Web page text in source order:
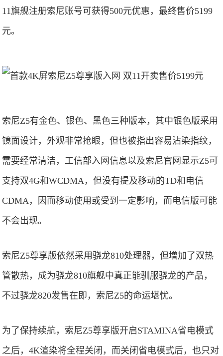
11旗舰注册索尼账号可获得500元优惠，最终售价5199
元。
索尼Z5有金色、银色、黑色三种版本，其中银色版采用
镜面设计，外观非常抢眼，但也被指出容易沾染指纹，
需要经常清洁，工信部入网信息以及索尼官网显示Z5可
支持双4G和WCDMA，但没有提及移动的TD和电信
CDMA，因而移动使用或受到一定影响，而电信版可能
不会出现。
索尼Z5尊享版依然采用骁龙810处理器，但增加了双热
管散热，成为骁龙810旗舰中真正能驯服骁龙的产品，
不过骁龙820发售在即，索尼Z5的命运堪忧。
为了保持续航，索尼Z5尊享版开启STAMINA省电模式
之后，4K渲染将全程关闭，而关闭省电模式后，也只对